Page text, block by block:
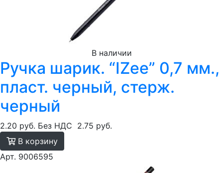
В наличии
Ручка шарик. “IZee” 0,7 мм.,
пласт. черный, стерж.
черный
2.20 руб. Без НДС 2.75 руб.
В корзину
Арт. 9006595